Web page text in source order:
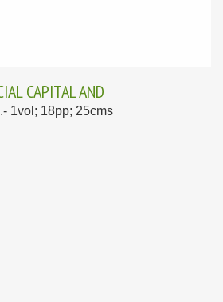
CAPITAL AND
.- 1vol; 18pp; 25cms